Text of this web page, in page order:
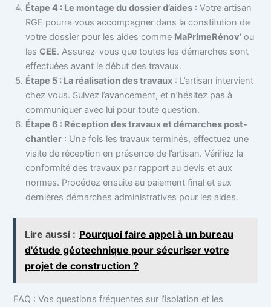
Étape 4 : Le montage du dossier d’aides : Votre artisan
RGE pourra vous accompagner dans la constitution de
votre dossier pour les aides comme MaPrimeRénov’ ou
lesCEE. Assurez-vous que toutes les démarches sont
effectuées avant le début des travaux.
Étape 5 : La réalisation des travaux : L’artisan intervient
chez vous. Suivez l’avancement, et n’hésitez pas à
communiquer avec lui pour toute question.
Étape 6 : Réception des travaux et démarches post-
chantier : Une fois les travaux terminés, effectuez une
visite de réception en présence de l’artisan. Vérifiez la
conformité des travaux par rapport au devis et aux
normes. Procédez ensuite au paiement final et aux
dernières démarches administratives pour les aides.
Lire aussi : Pourquoi faire appel à un bureau
d'étude géotechnique pour sécuriser votre
projet de construction ?
FAQ : Vos questions fréquentes sur l’isolation et les